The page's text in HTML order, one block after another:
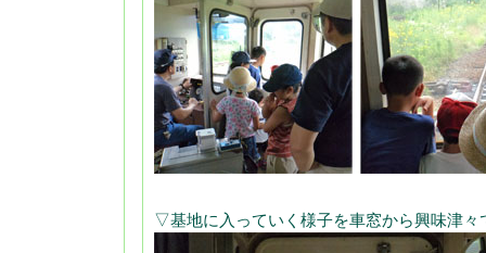
▽基地に入っていく様子を車窓から興味津